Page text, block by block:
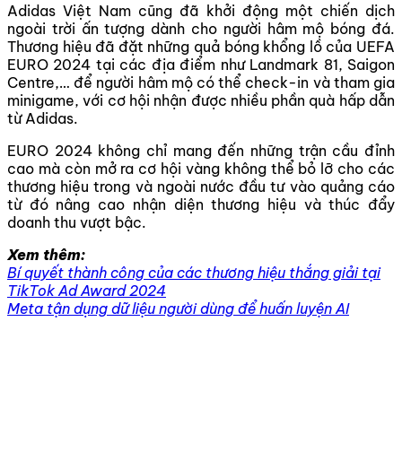
Adidas Việt Nam cũng đã khởi động một chiến dịch
ngoài trời ấn tượng dành cho người hâm mộ bóng đá.
Thương hiệu đã đặt những quả bóng khổng lồ của UEFA
EURO 2024 tại các địa điểm như Landmark 81, Saigon
Centre,… để người hâm mộ có thể check-in và tham gia
minigame, với cơ hội nhận được nhiều phần quà hấp dẫn
từ Adidas.
EURO 2024 không chỉ mang đến những trận cầu đỉnh
cao mà còn mở ra cơ hội vàng không thể bỏ lỡ cho các
thương hiệu trong và ngoài nước đầu tư vào quảng cáo
từ đó nâng cao nhận diện thương hiệu và thúc đẩy
doanh thu vượt bậc.
Xem thêm:
Bí quyết thành công của các thương hiệu thắng giải tại
TikTok Ad Award 2024
Meta tận dụng dữ liệu người dùng để huấn luyện AI